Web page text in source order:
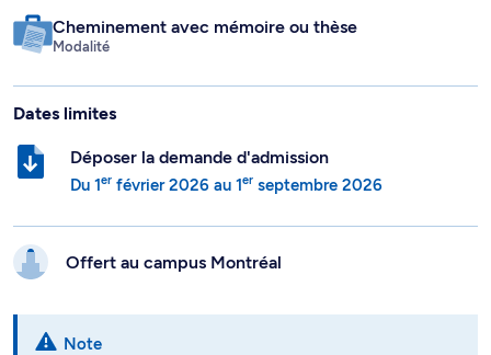
Cheminement avec mémoire ou thèse
Modalité
Dates limites
Déposer la demande d'admission
Du 1er février 2026 au 1er septembre 2026
Offert au campus Montréal
Note